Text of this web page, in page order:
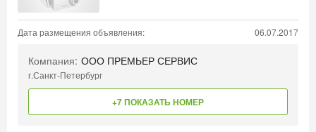
Дата размещения объявления: 06.07.2017
Компания: ООО ПРЕМЬЕР СЕРВИС
г.Санкт-Петербург
+7 ПОКАЗАТЬ НОМЕР